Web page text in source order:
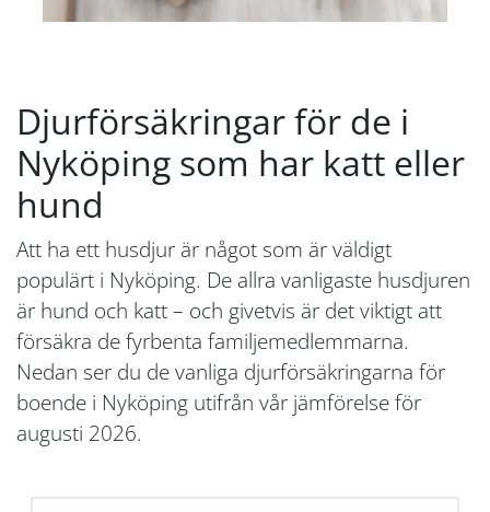
Djurförsäkringar för de i
Nyköping som har katt eller
hund
Att ha ett husdjur är något som är väldigt
populärt i Nyköping. De allra vanligaste husdjuren
är hund och katt – och givetvis är det viktigt att
försäkra de fyrbenta familjemedlemmarna.
Nedan ser du de vanliga djurförsäkringarna för
boende i Nyköping utifrån vår jämförelse för
augusti 2026.